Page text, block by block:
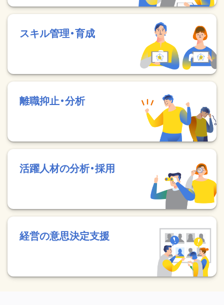
スキル管理・育成
離職抑止・分析
活躍人材の分析・採用
経営の意思決定支援